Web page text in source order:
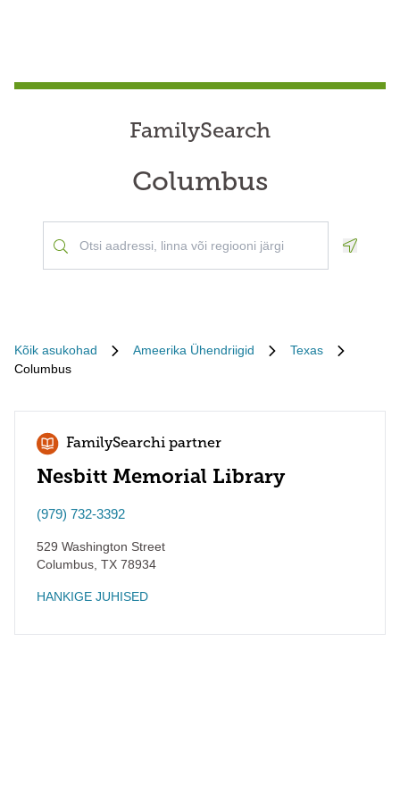
FamilySearch
Columbus
Kõik asukohad Ameerika Ühendriigid
Texas
Columbus
FamilySearchi partner
Nesbitt Memorial Library
(979) 732-3392
529 Washington Street
Columbus TX 78934
HANKIGE JUHISED